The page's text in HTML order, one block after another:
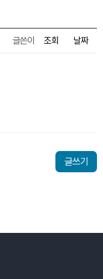
글쓴이 조회 날짜
글쓰기